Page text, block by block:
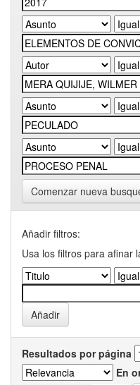
Comenzar nueva
Añadir filtros:
Usa los filtros para afinar
Resultados por página
En